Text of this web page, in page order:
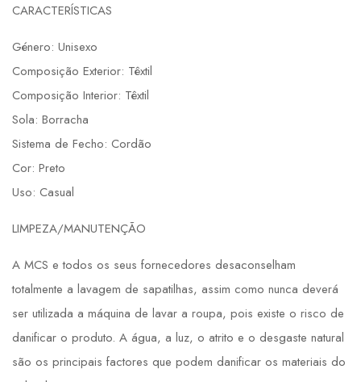
CARACTERÍSTICAS
Género: Unisexo
Composição Exterior: Têxtil
Composição Interior: Têxtil
Sola: Borracha
Sistema de Fecho: Cordão
Cor: Preto
Uso: Casual
LIMPEZA/MANUTENÇÃO
A MCS e todos os seus fornecedores desaconselham
totalmente a lavagem de sapatilhas, assim como nunca deverá
ser utilizada a máquina de lavar a roupa, pois existe o risco de
danificar o produto. A água, a luz, o atrito e o desgaste natural
são os principais factores que podem danificar os materiais do